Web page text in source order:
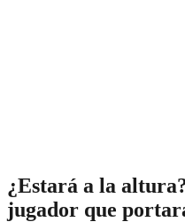
¿Estará a la
jugador que